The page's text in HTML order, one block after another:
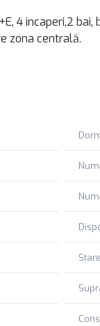
4 incaperi,2
zona centrală.
confort și